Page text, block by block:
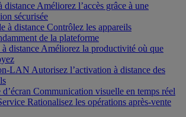
distance Améliorez l’accès grâce à une
sécurisée
à distance Contrôlez les appareils
de la plateforme
distance Améliorez la productivité où que
LAN Autorisez l’activation à distance des
d’écran Communication visuelle en temps réel
Rationalisez les opérations après-vente